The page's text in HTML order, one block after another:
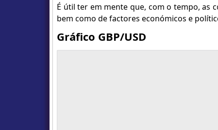
É útil ter em mente que, com o tempo, as
bem como de factores económicos e
Gráfico GBP/USD